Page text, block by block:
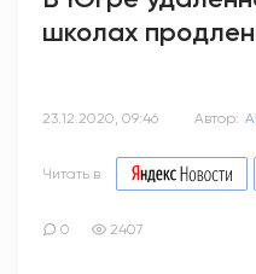
школах
23.12.2020, 09:46 Автор:
Читать в
0 2407